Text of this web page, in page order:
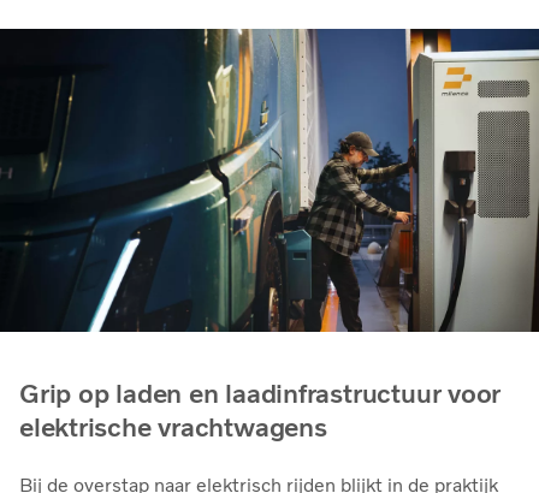
Grip op laden en laadinfrastructuur voor
elektrische vrachtwagens
Bij de overstap naar elektrisch rijden blijkt in de praktijk